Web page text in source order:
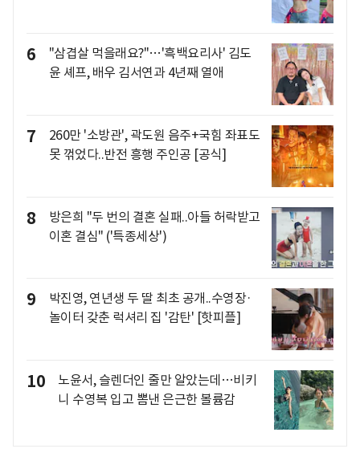
6
"삼겹살 먹을래요?"…'흑백요리사' 김도
윤 셰프, 배우 김서연과 4년째 열애
7
260만 '소방관', 곽도원 음주+국힘 좌표도
못 꺾었다..반전 흥행 주인공 [공식]
8
방은희 "두 번의 결혼 실패..아들 허락받고
이혼 결심" ('특종세상')
9
박진영, 연년생 두 딸 최초 공개..수영장·
놀이터 갖춘 럭셔리 집 '감탄' [핫피플]
10
노윤서, 슬렌더인 줄만 알았는데…비키
니 수영복 입고 뽐낸 은근한 볼륨감